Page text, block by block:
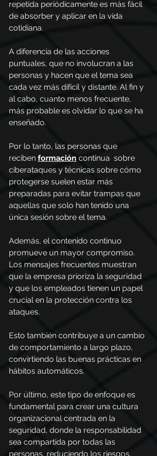
repetida periódicamente es más fácil
de absorber y aplicar en la vida
cotidiana.
A diferencia de las acciones
puntuales, que no involucran a las
personas y hacen que el tema sea
cada vez más difícil y distante. Al fin y
al cabo, cuanto menos frecuente,
más probable es olvidar lo que se ha
enseñado.
Por lo tanto, las personas que
reciben formación continua  sobre
ciberataques y técnicas sobre cómo
protegerse suelen estar más
preparadas para evitar trampas que
aquellas que solo han tenido una
única sesión sobre el tema.
Además, el contenido continuo
promueve un mayor compromiso.
Los mensajes frecuentes muestran
que la empresa prioriza la seguridad
y que los empleados tienen un papel
crucial en la protección contra los
ataques.
Esto también contribuye a un cambio
de comportamiento a largo plazo,
convirtiendo las buenas prácticas en
hábitos automáticos.
Por último, este tipo de enfoque es
fundamental para crear una cultura
organizacional centrada en la
seguridad, donde la responsabilidad
sea compartida por todas las
personas, reduciendo los riesgos.